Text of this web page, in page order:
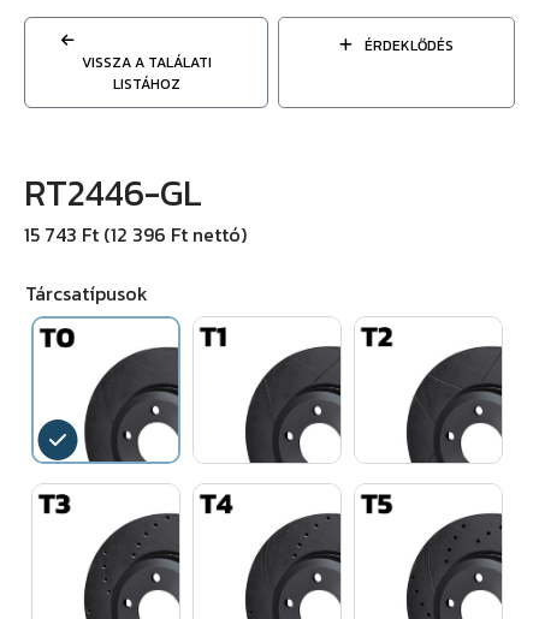
VISSZA A TALÁLATI
LISTÁHOZ
ÉRDEKLŐDÉS
RT2446-GL
15 743 Ft (12 396 Ft nettó)
Tárcsatípusok